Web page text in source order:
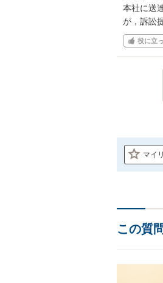
本社に送
が，訴訟
役に立
マイ
この質